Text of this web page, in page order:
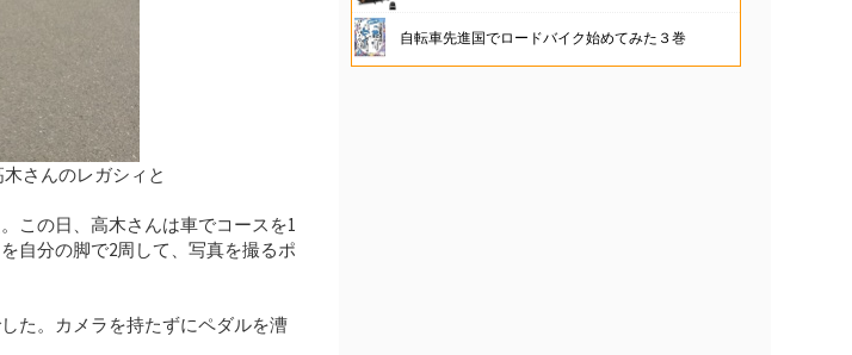
さんのレガシィと
この日、高木さんは車でコースを1
自分の脚で2周して、写真を撮るポ
た。カメラを持たずにペダルを漕
自転車先進国でロードバイク始めてみた３巻